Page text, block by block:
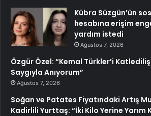
Kübra Süzgün’ün
hesabına erişim
yardım istedi
Ağustos 7, 2026
Özgür Özel: “Kemal Türkler’i
Saygıyla Anıyorum”
Ağustos 7, 2026
Soğan ve Patates Fiyatındaki Artış
Kadirlili Yurttaş: “İki Kilo Yerine Yarım